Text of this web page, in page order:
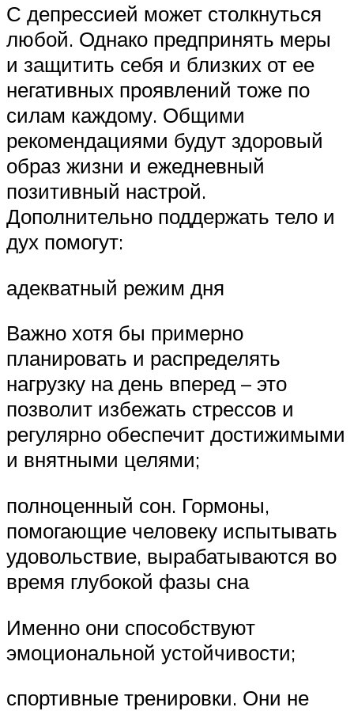
С депрессией может столкнуться
любой. Однако предпринять меры
и защитить себя и близких от ее
негативных проявлений тоже по
силам каждому. Общими
рекомендациями будут здоровый
образ жизни и ежедневный
позитивный настрой.
Дополнительно поддержать тело и
дух помогут:
адекватный режим дня
Важно хотя бы примерно
планировать и распределять
нагрузку на день вперед – это
позволит избежать стрессов и
регулярно обеспечит достижимыми
и внятными целями;
полноценный сон. Гормоны,
помогающие человеку испытывать
удовольствие, вырабатываются во
время глубокой фазы сна
Именно они способствуют
эмоциональной устойчивости;
спортивные тренировки. Они не